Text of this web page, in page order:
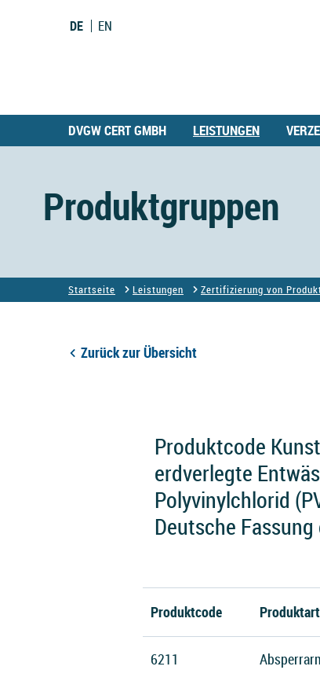
DE EN
DVGW CERT GMBH LEISTUNGEN
Produktgruppen
Startseite Leistungen Zertifizierung von
Zurück zur Übersicht
Produktcode
erdverlegte
Polyvinylchlorid
Deutsche
Produktcode Produktart
6211